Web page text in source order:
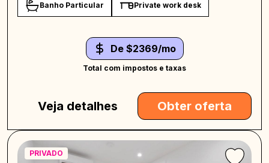
Banho Particular Private work desk
De $2369/mo
Total com impostos e taxas
Veja detalhes Obter oferta
PRIVADO